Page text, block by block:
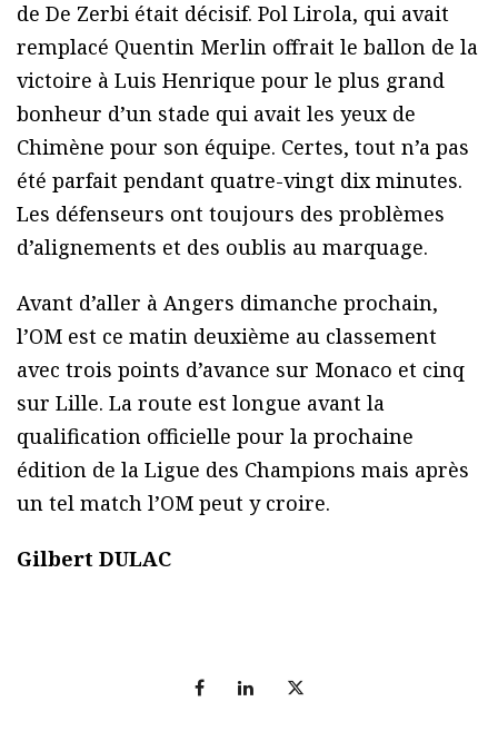
de De Zerbi était décisif. Pol Lirola, qui avait
remplacé Quentin Merlin offrait le ballon de la
victoire à Luis Henrique pour le plus grand
bonheur d’un stade qui avait les yeux de
Chimène pour son équipe. Certes, tout n’a pas
été parfait pendant quatre-vingt dix minutes.
Les défenseurs ont toujours des problèmes
d’alignements et des oublis au marquage.
Avant d’aller à Angers dimanche prochain,
l’OM est ce matin deuxième au classement
avec trois points d’avance sur Monaco et cinq
sur Lille. La route est longue avant la
qualification officielle pour la prochaine
édition de la Ligue des Champions mais après
un tel match l’OM peut y croire.
Gilbert DULAC